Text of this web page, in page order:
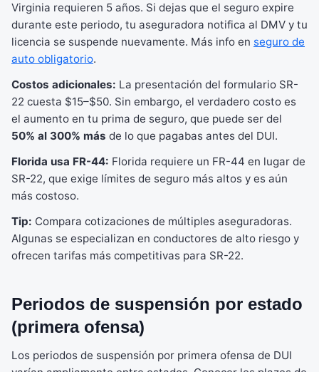
Virginia requieren 5 años. Si dejas que el seguro expire
durante este periodo, tu aseguradora notifica al DMV y tu
licencia se suspende nuevamente. Más info en seguro de
auto obligatorio.
Costos adicionales: La presentación del formulario SR-
22 cuesta $15–$50. Sin embargo, el verdadero costo es
el aumento en tu prima de seguro, que puede ser del
50% al 300% más de lo que pagabas antes del DUI.
Florida usa FR-44: Florida requiere un FR-44 en lugar de
SR-22, que exige límites de seguro más altos y es aún
más costoso.
Tip: Compara cotizaciones de múltiples aseguradoras.
Algunas se especializan en conductores de alto riesgo y
ofrecen tarifas más competitivas para SR-22.
Periodos de suspensión por estado
(primera ofensa)
Los periodos de suspensión por primera ofensa de DUI